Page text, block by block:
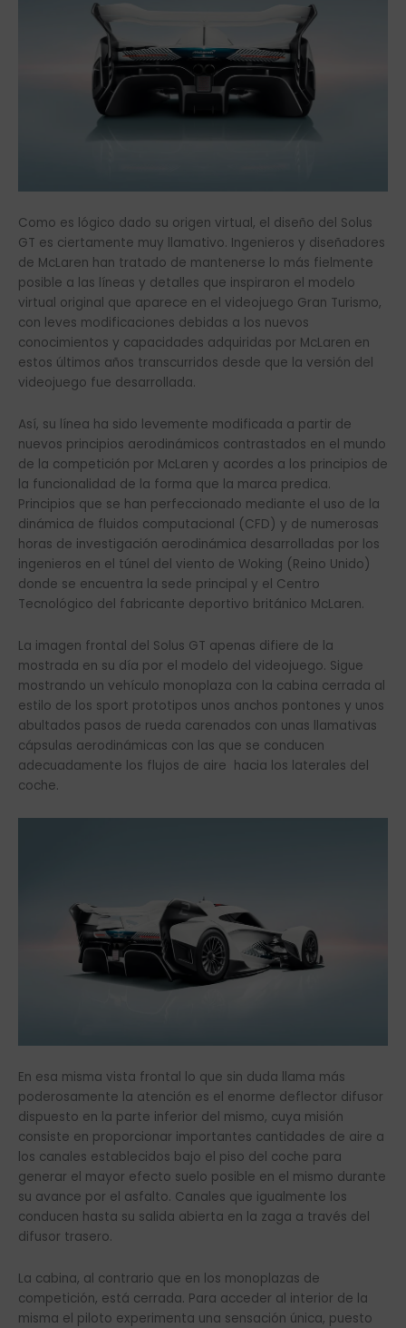
Como es lógico dado su origen virtual, el diseño del Solus
GT es ciertamente muy llamativo. Ingenieros y diseñadores
de McLaren han tratado de mantenerse lo más fielmente
posible a las líneas y detalles que inspiraron el modelo
virtual original que aparece en el videojuego Gran Turismo,
con leves modificaciones debidas a los nuevos
conocimientos y capacidades adquiridas por McLaren en
estos últimos años transcurridos desde que la versión del
videojuego fue desarrollada.
Así, su línea ha sido levemente modificada a partir de
nuevos principios aerodinámicos contrastados en el mundo
de la competición por McLaren y acordes a los principios de
la funcionalidad de la forma que la marca predica.
Principios que se han perfeccionado mediante el uso de la
dinámica de fluidos computacional (CFD) y de numerosas
horas de investigación aerodinámica desarrolladas por los
ingenieros en el túnel del viento de Woking (Reino Unido)
donde se encuentra la sede principal y el Centro
Tecnológico del fabricante deportivo británico McLaren.
La imagen frontal del Solus GT apenas difiere de la
mostrada en su día por el modelo del videojuego. Sigue
mostrando un vehículo monoplaza con la cabina cerrada al
estilo de los sport prototipos unos anchos pontones y unos
abultados pasos de rueda carenados con unas llamativas
cápsulas aerodinámicas con las que se conducen
adecuadamente los flujos de aire hacia los laterales del
coche.
En esa misma vista frontal lo que sin duda llama más
poderosamente la atención es el enorme deflector difusor
dispuesto en la parte inferior del mismo, cuya misión
consiste en proporcionar importantes cantidades de aire a
los canales establecidos bajo el piso del coche para
generar el mayor efecto suelo posible en el mismo durante
su avance por el asfalto. Canales que igualmente los
conducen hasta su salida abierta en la zaga a través del
difusor trasero.
La cabina, al contrario que en los monoplazas de
competición, está cerrada. Para acceder al interior de la
misma el piloto experimenta una sensación única, puesto